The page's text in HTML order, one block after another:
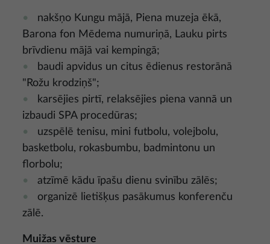
nakšņo Kungu mājā, Piena muzeja ēkā,
Barona fon Mēdema numuriņā, Lauku pirts
brīvdienu mājā vai kempingā;
baudi apvidus un citus ēdienus restorānā
"Rožu krodziņš";
karsējies pirtī, relaksējies piena vannā un
izbaudi SPA procedūras;
uzspēlē tenisu, mini futbolu, volejbolu,
basketbolu, rokasbumbu, badmintonu un
florbolu;
atzīmē kādu īpašu dienu svinību zālēs;
organizē lietišķus pasākumus konferenču
zālē.
Muižas vēsture